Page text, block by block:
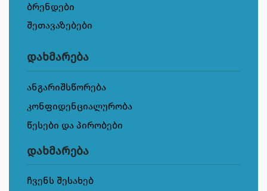
ბრენდები
შეთავაზებები
დახმარება
ანგარიშსწორება
კონფიდენციალურობა
წესები და პირობები
დახმარება
ჩვენს შესახებ